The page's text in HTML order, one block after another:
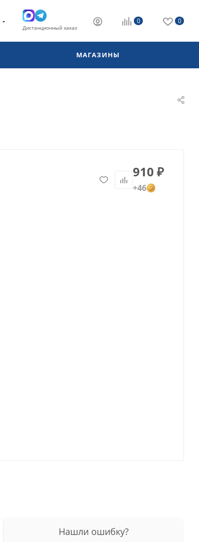
Дистанционный заказ
0 0
МАГАЗИНЫ
910 ₽
+46
Нашли ошибку?